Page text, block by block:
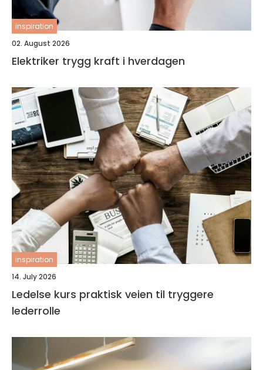
inspiration
02. August 2026
Elektriker trygg kraft i hverdagen
inspiration
14. July 2026
Ledelse kurs praktisk veien til tryggere
lederrolle